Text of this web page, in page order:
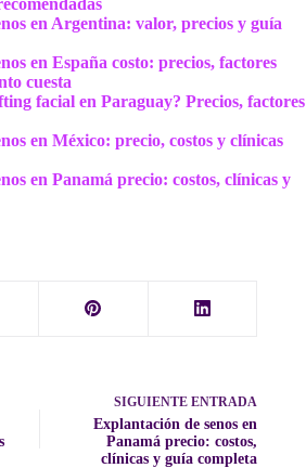
en Argentina: valor, precios y guía
en España costo: precios, factores
cuesta
facial en Paraguay? Precios, factores
en México: precio, costos y clínicas
en Panamá precio: costos, clínicas y
SIGUIENTEENTRADA
Explantación de senos en
Panamá precio: costos,
clínicas y guía completa